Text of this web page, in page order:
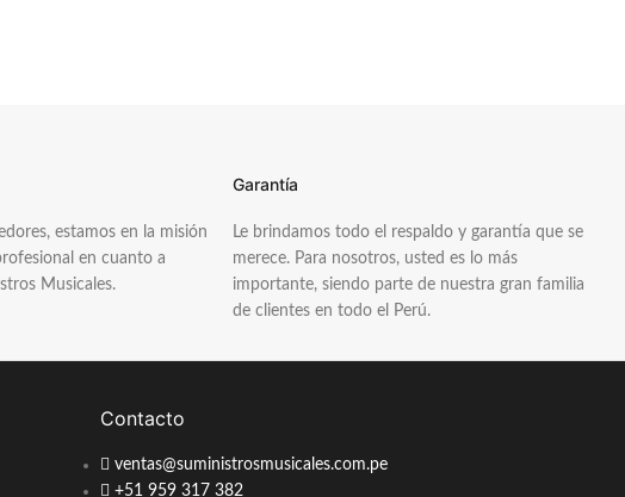
estamos en la misión
en cuanto a
Musicales.
Garantía
Le brindamos todo el respaldo y garantía que se
merece. Para nosotros, usted es lo más
importante, siendo parte de nuestra gran familia
de clientes en todo el Perú.
Contacto
ventas@suministrosmusicales.com.pe
+51 959 317 382